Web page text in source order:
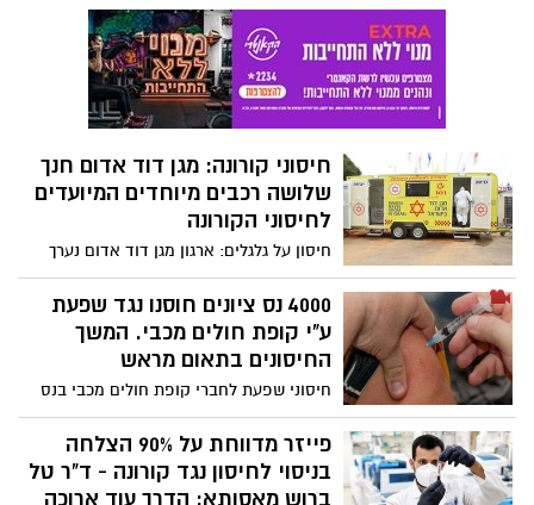
לווה בראש מחוז ירושלים והשפלה במכבי ד"ר
חגי פרנקל וחברי הנהלת מכבי.
חיסוני קורונה: מגן דוד אדום חנך
שלושה רכבים מיוחדים המיועדים
לחיסוני הקורונה
חיסון על גלגלים: ארגון מגן דוד אדום נערך
לחורף ולחיסוני הקורונה שבדרך לישראל -
וחנך במוקד הלאומי של מד"א בקרית אונו
שלושה רכבי קרוואן מיוחדים אשר יכולים
להגיע לנקודות שונות ברחבי הארץ על מנת
הארגון ערוך לאחסון חצי מיליון חיסוני קורונה.
4000 נס ציונים חוסנו נגד שפעת
ע"י קופת חולים מכבי. המשך
החיסונים בתאום מראש
חיסוני שפעת לחברי קופת חולים מכבי בנס
ציונה. השבוע חוסנו כ4000 מחברי הקופה
במתחם טיפת חלב ( מבנה הצרכנייה).
מהשבוע הבא חברי הקופה יצטרכו לתאם תור
לחיסון נגד שפעת.
פייזר מדווחת על 90% הצלחה
בניסוי לחיסון נגד קורונה - ד"ר טל